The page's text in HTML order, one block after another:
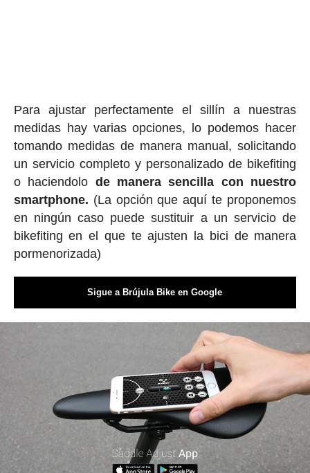
Para ajustar perfectamente el sillín a nuestras
medidas hay varias opciones, lo podemos hacer
tomando medidas de manera manual, solicitando
un servicio completo y personalizado de bikefiting
o haciendolo de manera sencilla con nuestro
smartphone. (La opción que aquí te proponemos
en ningún caso puede sustituir a un servicio de
bikefiting en el que te ajusten la bici de manera
pormenorizada)
Sigue a Brújula Bike en Google